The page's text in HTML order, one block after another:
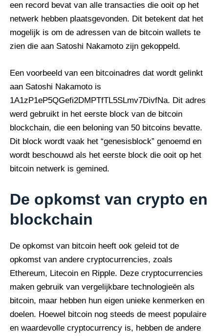
een record bevat van alle transacties die ooit op het
netwerk hebben plaatsgevonden. Dit betekent dat het
mogelijk is om de adressen van de bitcoin wallets te
zien die aan Satoshi Nakamoto zijn gekoppeld.
Een voorbeeld van een bitcoinadres dat wordt gelinkt
aan Satoshi Nakamoto is
1A1zP1eP5QGefi2DMPTfTL5SLmv7DivfNa. Dit adres
werd gebruikt in het eerste block van de bitcoin
blockchain, die een beloning van 50 bitcoins bevatte.
Dit block wordt vaak het “genesisblock” genoemd en
wordt beschouwd als het eerste block die ooit op het
bitcoin netwerk is gemined.
De opkomst van crypto en
blockchain
De opkomst van bitcoin heeft ook geleid tot de
opkomst van andere cryptocurrencies, zoals
Ethereum, Litecoin en Ripple. Deze cryptocurrencies
maken gebruik van vergelijkbare technologieën als
bitcoin, maar hebben hun eigen unieke kenmerken en
doelen. Hoewel bitcoin nog steeds de meest populaire
en waardevolle cryptocurrency is, hebben de andere